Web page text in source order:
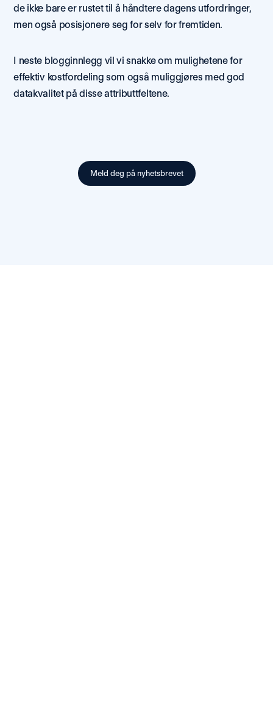
de ikke bare er rustet til å håndtere dagens utfordringer,
men også posisjonere seg for selv for fremtiden.
I neste blogginnlegg vil vi snakke om mulighetene for
effektiv kostfordeling som også muliggjøres med god
datakvalitet på disse attributtfeltene.
Vildulæremer?
Meld deg på nyhetsbrevet